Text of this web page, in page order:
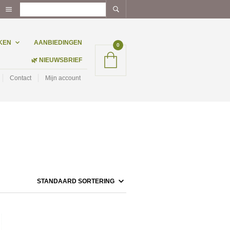
AANBIEDINGEN
🌿 NIEUWSBRIEF
Contact Mijn account
0